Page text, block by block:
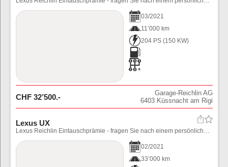
03/2021
11’000 km
204 PS (150 KW)
CHF 32’500.-
Garage-Reichlin AG
6403 Küssnacht am Rigi
Lexus UX
Lexus Reichlin Eintauschprämie - fragen Sie nach einem persönlichen Angebot.
02/2021
33’000 km